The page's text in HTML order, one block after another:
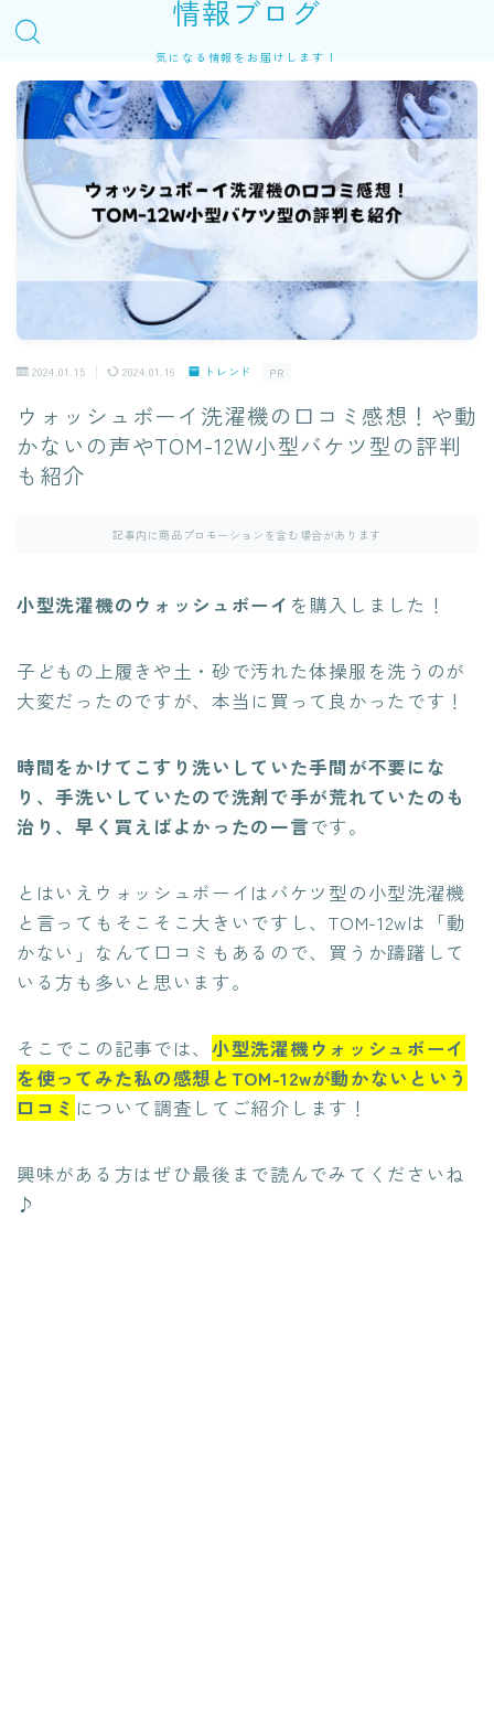
情報ブログ
気になる情報をお届けします！
2024.01.15 2024.01.16 トレンド PR
ウォッシュボーイ洗濯機の口コミ感想！や動
かないの声やTOM-12W小型バケツ型の評判
も紹介
記事内に商品プロモーションを含む場合があります
小型洗濯機のウォッシュボーイ を購入しました！
子どもの上履きや土・砂で汚れた体操服を洗うのが
大変だったのですが、本当に買って良かったです！
時間をかけてこすり洗いしていた手間が不要にな
り、手洗いしていたので洗剤で手が荒れていたのも
治り、早く買えばよかったの一言です。
とはいえウォッシュボーイはバケツ型の小型洗濯機
と言ってもそこそこ大きいですし、TOM-12wは「動
かない」なんて口コミもあるので、買うか躊躇して
いる方も多いと思います。
そこでこの記事では、 小型洗濯機ウォッシュボーイ
を使ってみた私の感想とTOM-12wが動かないという
口コミ について調査してご紹介します！
興味がある方はぜひ最後まで読んでみてくださいね
♪